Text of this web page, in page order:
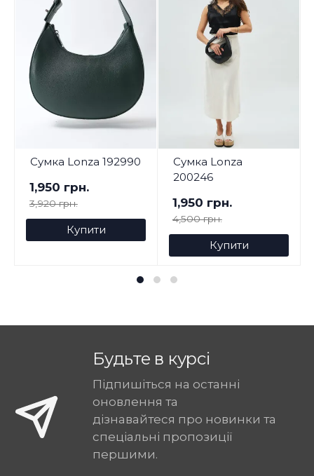
Сумка Lonza 192990
1,950 грн.
3,920 грн.
Купити
Сумка Lonza
200246
1,950 грн.
4,500 грн.
Купити
Будьте в курсі
Підпишіться на останні
оновлення та
дізнавайтеся про новинки та
спеціальні пропозиції
першими.